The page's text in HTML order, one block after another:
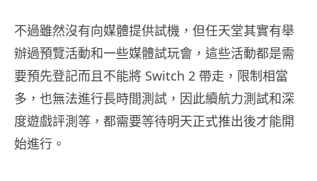
不過雖然沒有向媒體提供試機，但任天堂其實有舉
辦過預覽活動和一些媒體試玩會，這些活動都是需
要預先登記而且不能將 Switch 2 帶走，限制相當
多，也無法進行長時間測試，因此續航力測試和深
度遊戲評測等，都需要等待明天正式推出後才能開
始進行。